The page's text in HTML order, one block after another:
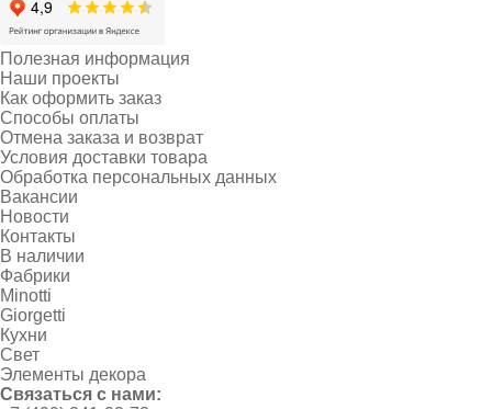
Полезная информация
Наши проекты
Как оформить заказ
Способы оплаты
Отмена заказа и возврат
Условия доставки товара
Обработка персональных данных
Вакансии
Новости
Контакты
В наличии
Фабрики
Minotti
Giorgetti
Кухни
Свет
Элементы декора
Связаться с нами: